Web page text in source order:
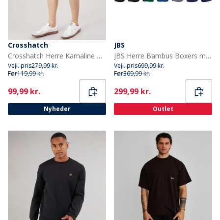
Crosshatch
Crosshatch Herre Kamaline Denim Shorts Dark Wash
Vejl. pris279,99 kr.
Før119,99 kr.
Current
99,99 kr.
Nyheder
JBS
JBS Herre Bambus Boxers med seks pakning Multifarvet
Vejl. pris699,99 kr.
Før369,99 kr.
Current
299,99 kr.
Outlet